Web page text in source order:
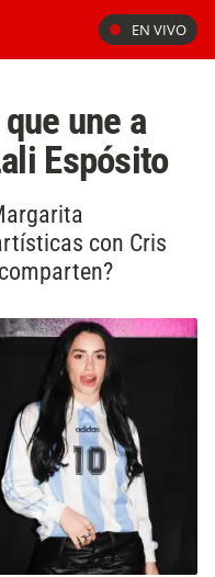
EN VIVO
une a
Espósito
con Cris